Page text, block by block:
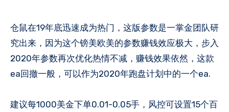
仓鼠在19年底迅速成为热门，这版参数是一掌金团队研
究出来，因为这个镑美欧美的参数赚钱效应极大，步入
2020年参数再次优化热情不减，赚钱效果依然，这款
ea回撤一般，可以作为2020年跑盘计划中的一个ea.
建议每1000美金下单0.01-0.05手，风控可设置15个百